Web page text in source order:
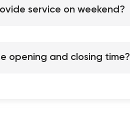
service on weekend?
opening and closing time?